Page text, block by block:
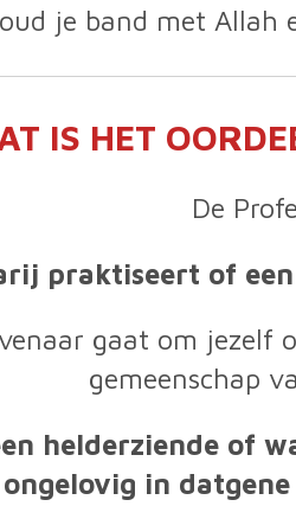
je band met Allah
IS HET
praktiseert of
gaat om jezelf
helderziende of
in datgene